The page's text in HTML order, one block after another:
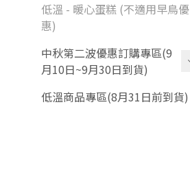
低溫 - 暖心蛋糕 (不適用早鳥優
惠)
中秋第二波優惠訂購專區(9
月10日~9月30日到貨)
新客嘗鮮體驗 (不適用早鳥優
低溫商品專區(8月31日前到貨)